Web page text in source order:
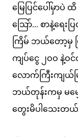
မြေပြင်ပေါ်မှာပဲ
သြော်... စာနဲ့ရေ
ကြိမ် ဘယ်တော့မှ ပ
ကျပ်ငွေ ၂ဝဝ နဲ့ဝ
လောက်ကြီးကျယ်
ဘယ်တုန်းကမှ မမျှ
တွေးမိပါသေးတယ်